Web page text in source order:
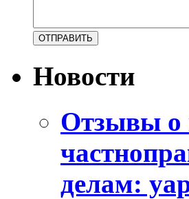
Новости
Отзывы о
делам: